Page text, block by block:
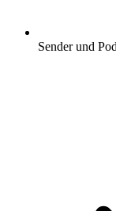
Sender und